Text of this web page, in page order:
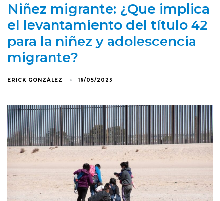
Niñez migrante: ¿Que implica
el levantamiento del título 42
para la niñez y adolescencia
migrante?
ERICK GONZÁLEZ 16/05/2023